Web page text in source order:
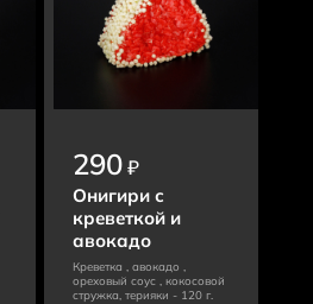
290₽
Онигири с
креветкой и
авокадо
Креветка , авокадо ,
ореховый соус , кокосовой
стружка, терияки - 120 г.